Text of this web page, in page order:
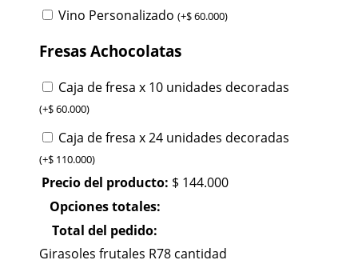
Vino Personalizado (+$60.000)
Fresas Achocolatas
Caja de fresa x 10 unidades decoradas
(+$60.000)
Caja de fresa x 24 unidades decoradas
(+$110.000)
Precio del producto: $ 144.000
Opciones totales:
Total del pedido:
Girasoles frutales R78 cantidad